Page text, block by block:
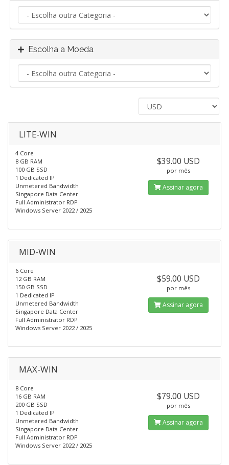
Escolha a Moeda
LITE-WIN
4 Core
8 GB RAM
100 GB SSD
1 Dedicated IP
Unmetered Bandwidth
Singapore Data Center
Full Administrator RDP
Windows Server 2022 / 2025
$39.00 USD
por mês
Assinar agora
MID-WIN
6 Core
12 GB RAM
150 GB SSD
1 Dedicated IP
Unmetered Bandwidth
Singapore Data Center
Full Administrator RDP
Windows Server 2022 / 2025
$59.00 USD
por mês
Assinar agora
MAX-WIN
8 Core
16 GB RAM
200 GB SSD
1 Dedicated IP
Unmetered Bandwidth
Singapore Data Center
Full Administrator RDP
Windows Server 2022 / 2025
$79.00 USD
por mês
Assinar agora